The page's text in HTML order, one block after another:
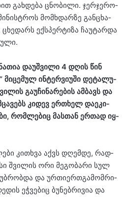
გახ­დე­ბა ცნო­ბი­ლი. ჯერ­ჯე­რო­
მომ­ხდარ­ზე გან­ცხა­
ექ­სპერ­ტი­ზა ჩა­უ­ტარ­და
და­უშ­ვი­ლი 4 დღის წინ
მი­ცე­მულ ინ­ტერ­ვი­უ­ში დე­ტა­ლუ­
გა­უ­ჩი­ნა­რე­ბის ამ­ბავს და
კი­დევ ერთხელ და­ე­კი­
რომ­ლე­ბიც მას­თან ერ­თად იყ­
კი­თხვა აქვს დღემ­დე, რად­
შვი­ლის ორი მე­გო­ბა­რი სულ
და ურ­თი­ერ­თგა­მომ­რი­
ეჭ­ვე­ბიც ბუ­ნებ­რი­ვია და